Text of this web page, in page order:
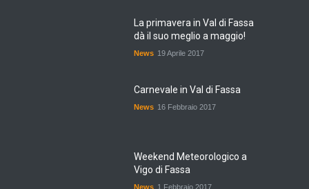
La primavera in Val di Fassa
dà il suo meglio a maggio!
News 19 Aprile 2017
Carnevale in Val di Fassa
News 16 Febbraio 2017
Weekend Meteorologico a
Vigo di Fassa
News 1 Febbraio 2017